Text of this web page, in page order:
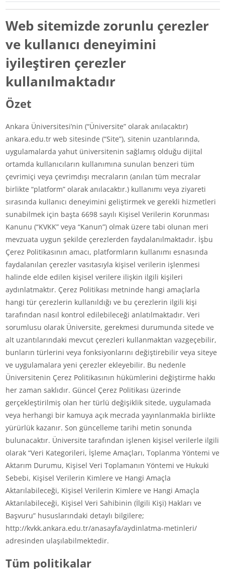
Web sitemizde zorunlu çerezler
ve kullanıcı deneyimini
iyileştiren çerezler
kullanılmaktadır
Özet
Ankara Üniversitesi’nin (“Üniversite” olarak anılacaktır)
ankara.edu.tr web sitesinde (“Site”), sitenin uzantılarında,
uygulamalarda yahut üniversitenin sağlamış olduğu dijital
ortamda kullanıcıların kullanımına sunulan benzeri tüm
çevrimiçi veya çevrimdışı mecraların (anılan tüm mecralar
birlikte “platform” olarak anılacaktır.) kullanımı veya ziyareti
sırasında kullanıcı deneyimini geliştirmek ve gerekli hizmetleri
sunabilmek için başta 6698 sayılı Kişisel Verilerin Korunması
Kanunu (“KVKK” veya “Kanun”) olmak üzere tabi olunan meri
mevzuata uygun şekilde çerezlerden faydalanılmaktadır. İşbu
Çerez Politikasının amacı, platformların kullanımı esnasında
faydalanılan çerezler vasıtasıyla kişisel verilerin işlenmesi
halinde elde edilen kişisel verilere ilişkin ilgili kişileri
aydınlatmaktır. Çerez Politikası metninde hangi amaçlarla
hangi tür çerezlerin kullanıldığı ve bu çerezlerin ilgili kişi
tarafından nasıl kontrol edilebileceği anlatılmaktadır. Veri
sorumlusu olarak Üniversite, gerekmesi durumunda sitede ve
alt uzantılarındaki mevcut çerezleri kullanmaktan vazgeçebilir,
bunların türlerini veya fonksiyonlarını değiştirebilir veya siteye
ve uygulamalara yeni çerezler ekleyebilir. Bu nedenle
Üniversitenin Çerez Politikasının hükümlerini değiştirme hakkı
her zaman saklıdır. Güncel Çerez Politikası üzerinde
gerçekleştirilmiş olan her türlü değişiklik sitede, uygulamada
veya herhangi bir kamuya açık mecrada yayınlanmakla birlikte
yürürlük kazanır. Son güncelleme tarihi metin sonunda
bulunacaktır. Üniversite tarafından işlenen kişisel verilerle ilgili
olarak “Veri Kategorileri, İşleme Amaçları, Toplanma Yöntemi ve
Aktarım Durumu, Kişisel Veri Toplamanın Yöntemi ve Hukuki
Sebebi, Kişisel Verilerin Kimlere ve Hangi Amaçla
Aktarılabileceği, Kişisel Verilerin Kimlere ve Hangi Amaçla
Aktarılabileceği, Kişisel Veri Sahibinin (İlgili Kişi) Hakları ve
Başvuru” hususlarındaki detaylı bilgilere;
http://kvkk.ankara.edu.tr/anasayfa/aydinlatma-metinleri/
adresinden ulaşılabilmektedir.
Tüm politikalar